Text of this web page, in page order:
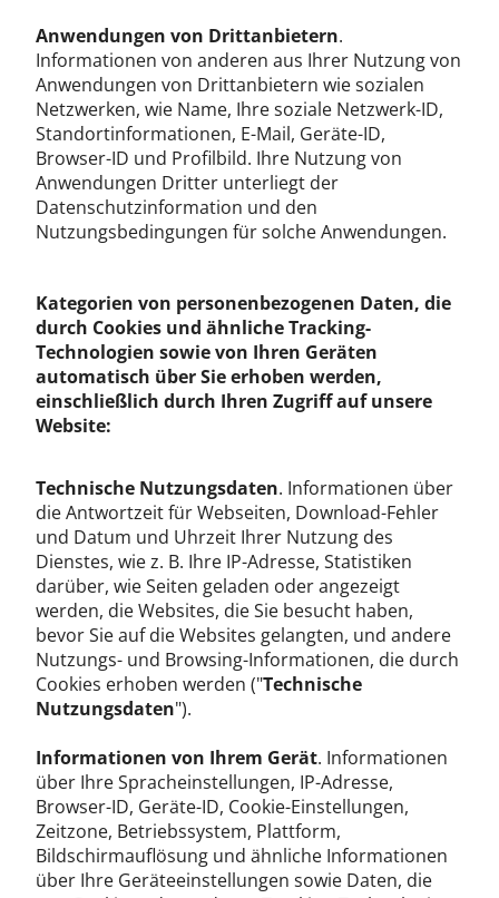
Anwendungen von Drittanbietern.
Informationen von anderen aus Ihrer Nutzung von
Anwendungen von Drittanbietern wie sozialen
Netzwerken, wie Name, Ihre soziale Netzwerk-ID,
Standortinformationen, E-Mail, Geräte-ID,
Browser-ID und Profilbild. Ihre Nutzung von
Anwendungen Dritter unterliegt der
Datenschutzinformation und den
Nutzungsbedingungen für solche Anwendungen.
Kategorien von personenbezogenen Daten, die
durch Cookies und ähnliche Tracking-
Technologien sowie von Ihren Geräten
automatisch über Sie erhoben werden,
einschließlich durch Ihren Zugriff auf unsere
Website:
Technische Nutzungsdaten. Informationen über
die Antwortzeit für Webseiten, Download-Fehler
und Datum und Uhrzeit Ihrer Nutzung des
Dienstes, wie z. B. Ihre IP-Adresse, Statistiken
darüber, wie Seiten geladen oder angezeigt
werden, die Websites, die Sie besucht haben,
bevor Sie auf die Websites gelangten, und andere
Nutzungs- und Browsing-Informationen, die durch
Cookies erhoben werden ("Technische
Nutzungsdaten").
Informationen von Ihrem Gerät. Informationen
über Ihre Spracheinstellungen, IP-Adresse,
Browser-ID, Geräte-ID, Cookie-Einstellungen,
Zeitzone, Betriebssystem, Plattform,
Bildschirmauflösung und ähnliche Informationen
über Ihre Geräteeinstellungen sowie Daten, die